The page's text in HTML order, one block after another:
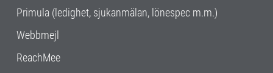
Primula (ledighet, sjukanmälan, lönespec m.m.)
Webbmejl
ReachMee